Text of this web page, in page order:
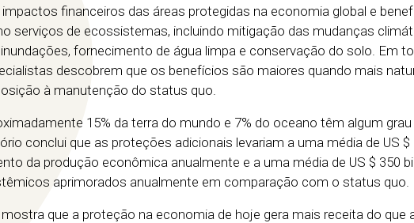
financeiros das áreas protegidas na economia global e
serviços de ecossistemas, incluindo mitigação das mudanças
fornecimento de água limpa e conservação do solo. Em
descobrem que os benefícios são maiores quando mais
à manutenção do status quo.
15% da terra do mundo e 7% do oceano têm algum grau
conclui que as proteções adicionais levariam a uma média de US $
da produção econômica anualmente e a uma média de US $ 350
aprimorados anualmente em comparação com o status quo.
que a proteção na economia de hoje gera mais receita do que